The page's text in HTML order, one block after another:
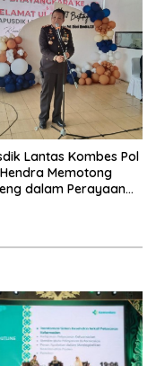
Lantas Kombes Pol
Memotong
dalam Perayaan